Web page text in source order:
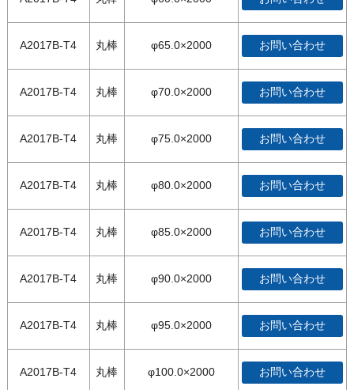
A2017B-T4 丸棒 φ65.0×2000 お問い合わせ
A2017B-T4 丸棒 φ70.0×2000 お問い合わせ
A2017B-T4 丸棒 φ75.0×2000 お問い合わせ
A2017B-T4 丸棒 φ80.0×2000 お問い合わせ
A2017B-T4 丸棒 φ85.0×2000 お問い合わせ
A2017B-T4 丸棒 φ90.0×2000 お問い合わせ
A2017B-T4 丸棒 φ95.0×2000 お問い合わせ
A2017B-T4 丸棒 φ100.0×2000 お問い合わせ